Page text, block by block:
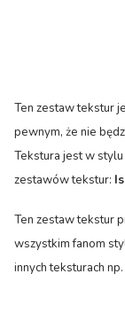
Ten zestawtekstur
pewnym, że nie
Tekstura jestw stylu
zestawówtekstur:
Ten zestawtekstur
wszystkim fanom
innych teksturach np.